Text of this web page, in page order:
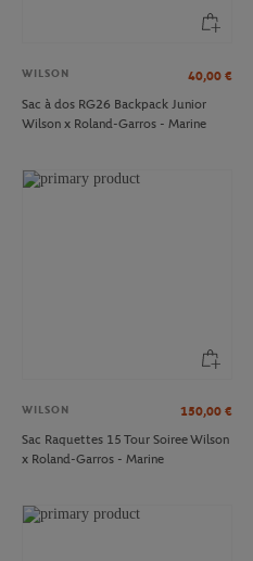
WILSON 40,00 €
Sac à dos RG26 Backpack Junior
Wilson x Roland-Garros - Marine
WILSON 150,00 €
Sac Raquettes 15 Tour Soiree Wilson
x Roland-Garros - Marine